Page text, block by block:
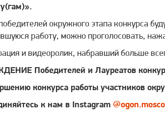
окружного этапа конкурса
работу, можно проголосовать,
и видеоролик, набравший больше
Победителей и Лауреатов
конкурса работы участников
к нам в Instagram